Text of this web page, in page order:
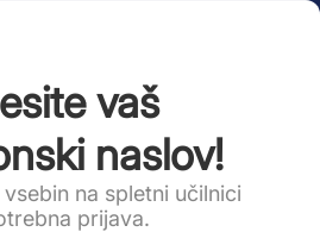
vaš
naslov!
na spletni učilnici
prijava.